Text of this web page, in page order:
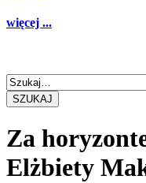
więcej ...
SZUKAJ
Za
Elżbiety